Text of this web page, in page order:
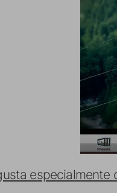
especialmente